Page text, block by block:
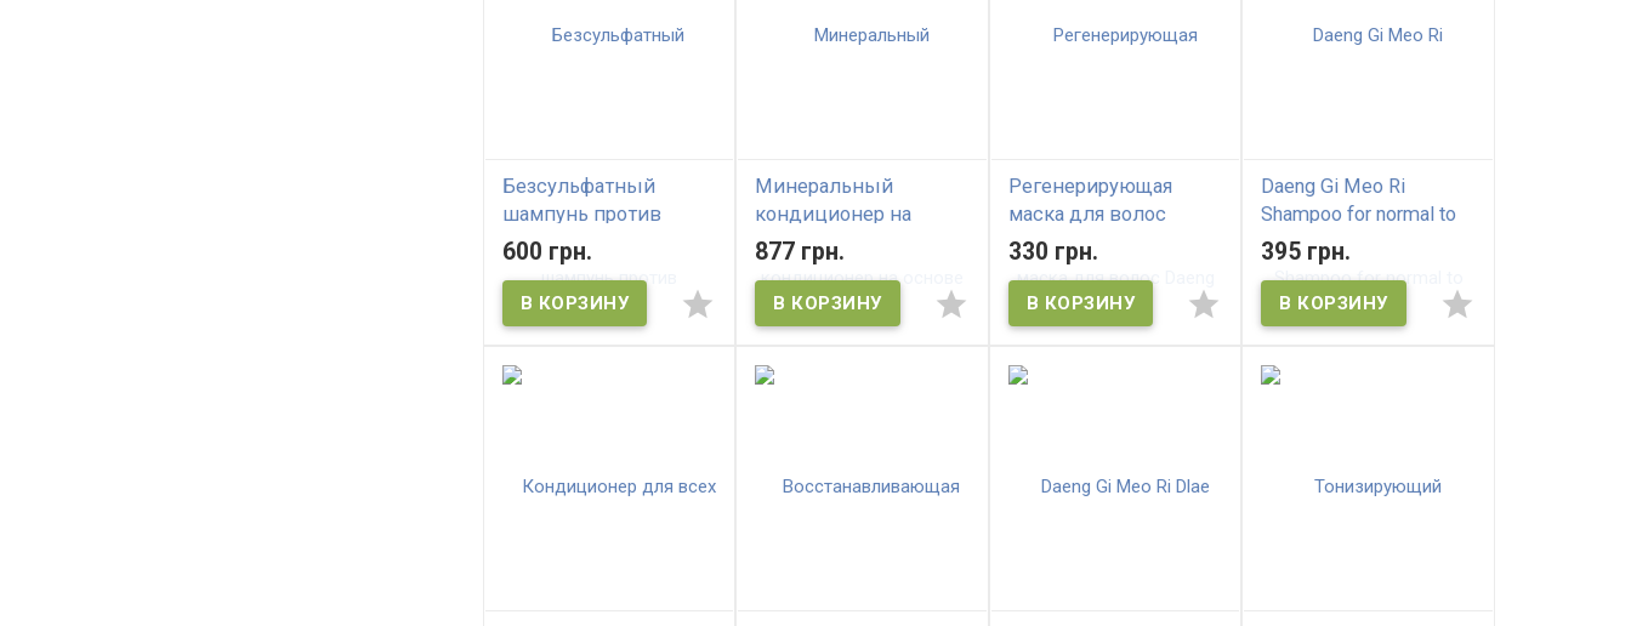
Безсульфатный
шампунь против
выпадения волос
DAENG GI MEO RI
Yellow Blossom
Shampoo
600 грн.
Минеральный
кондиционер на
основе целебных
трав DAENG GI MEO RI
Mineral Herbal
Treatment
877 грн.
Регенерирующая
маска для волос
Daeng Gi Meo Ri
Vitalizing Nutrition Hair
Pack
330 грн.
Daeng Gi Meo Ri
Shampoo for normal to
dry Scalp Шампунь
для нормальных и
сухих волос
395 грн.